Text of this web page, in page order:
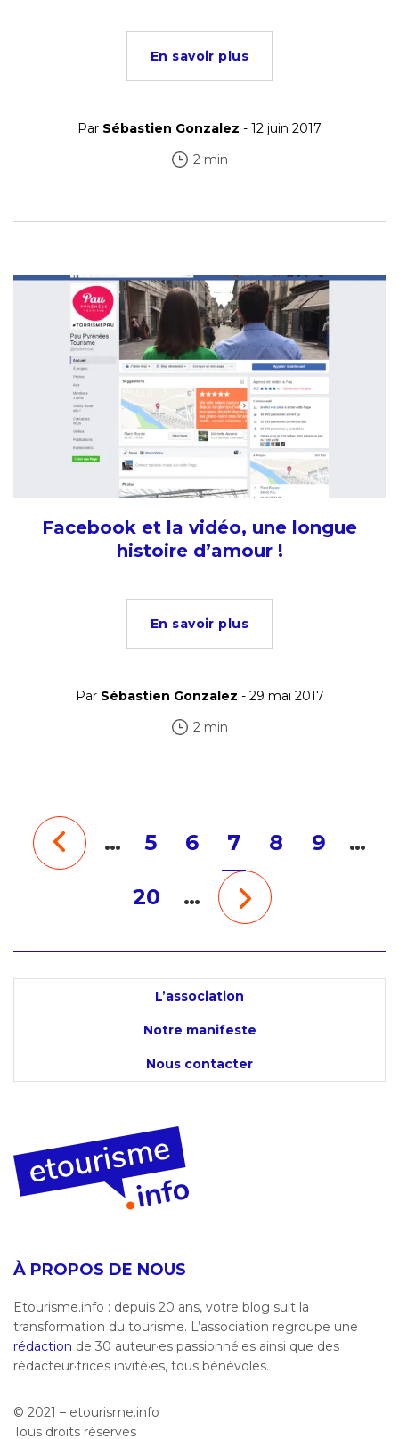
En savoir plus
Par Sébastien Gonzalez - 12 juin 2017
2 min
Facebook et la vidéo, une longue
histoire d’amour !
En savoir plus
Par Sébastien Gonzalez - 29 mai 2017
2 min
… 5 6 7 8 9 …
20 …
L’association
Notre manifeste
Nous contacter
À PROPOS DE NOUS
Etourisme.info : depuis 20 ans, votre blog suit la
transformation du tourisme. L’association regroupe une
rédaction de 30 auteur·es passionné·es ainsi que des
rédacteur·trices invité·es, tous bénévoles.
© 2021 – etourisme.info
Tous droits réservés